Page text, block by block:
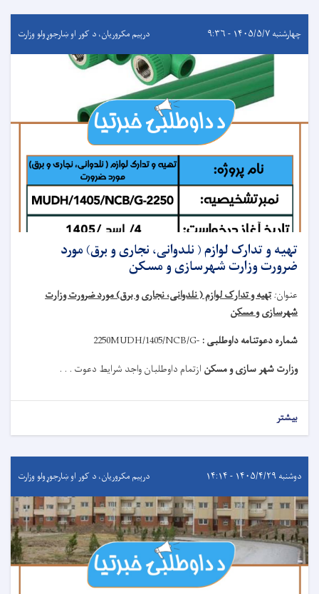
چهارشنبه ۱۴۰۵/۵/۷ - ۹:۳۶ درېيم مکروریان، د کور او ښارجوړولو وزارت
تهیه و تدارک لوازم ( نلدوانی، نجاری و برق) مورد
ضرورت وزارت شهرسازی و مسکن
عنوان:تهیه و تدارک لوازم ( نلدوانی، نجاری و برق) مورد ضرورت وزارت
شهرسازی و مسکن
شماره دعوتنامه داوطلبی : MUDH/1405/NCB/G-
2250
وزارت شهر سازی و مسکن ازتمام داوطلبان واجد شرایط دعوت . . .
بیشتر
دوشنبه ۱۴۰۵/۴/۲۹ - ۱۴:۱۴ درېيم مکروریان، د کور او ښارجوړولو وزارت